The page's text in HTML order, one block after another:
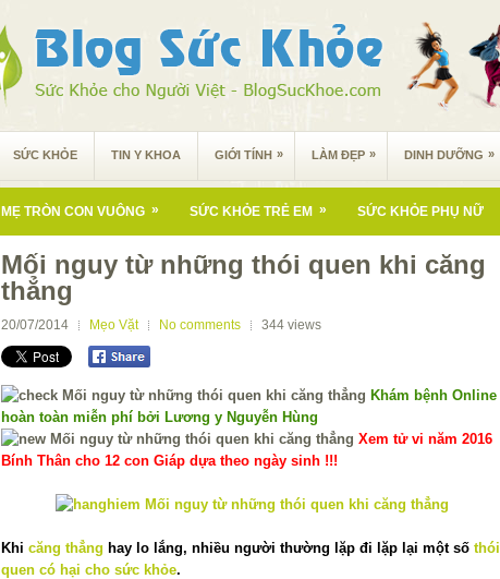
SỨC KHỎE TIN Y KHOA GIỚI TÍNH » LÀM ĐẸP » DINH DƯỠNG »
MẸ TRÒN CON VUÔNG » SỨC KHỎE TRẺ EM » SỨC KHỎE PHỤ NỮ
Mối nguy từ những thói quen khi căng
thẳng
20/07/2014 Mẹo Vặt No comments 344 views
Khám bệnh Online
hoàn toàn miễn phí bởi Lương y Nguyễn Hùng
Xem tử vi năm 2016
Bính Thân cho 12 con Giáp dựa theo ngày sinh !!!
Khi căng thẳng hay lo lắng, nhiều người thường lặp đi lặp lại một số thói
quen có hại cho sức khỏe.